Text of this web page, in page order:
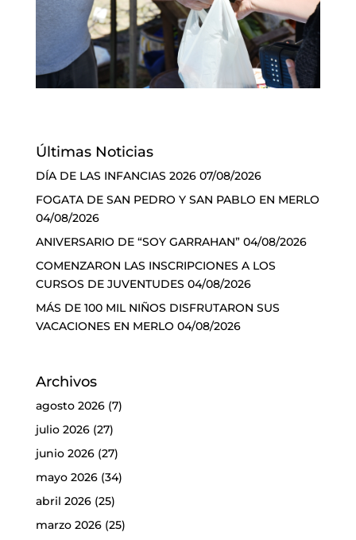
Últimas Noticias
DÍA DE LAS INFANCIAS 2026 07/08/2026
FOGATA DE SAN PEDRO Y SAN PABLO EN MERLO
04/08/2026
ANIVERSARIO DE “SOY GARRAHAN” 04/08/2026
COMENZARON LAS INSCRIPCIONES A LOS
CURSOS DE JUVENTUDES 04/08/2026
MÁS DE 100 MIL NIÑOS DISFRUTARON SUS
VACACIONES EN MERLO 04/08/2026
Archivos
agosto 2026(7)
julio 2026(27)
junio 2026(27)
mayo 2026(34)
abril 2026(25)
marzo 2026(25)